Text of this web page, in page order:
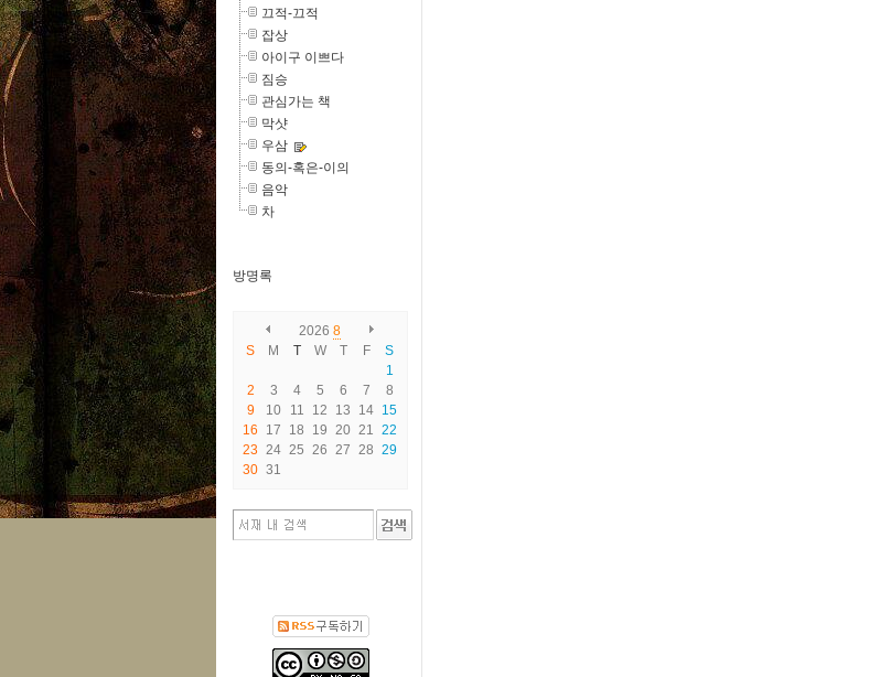
끄적-끄적
잡상
아이구 이쁘다
짐승
관심가는 책
막샷
우삼
동의-혹은-이의
음악
차
방명록
2026 8
S
M T W T F
S
1
2
3 4 5 6 7
8
9
10 11 12 13 14 15
16
17 18 19 20 21
22
23 24 25 26 27 28 29
30 31